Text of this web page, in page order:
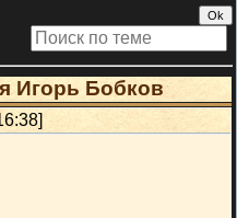
Игорь Бобков